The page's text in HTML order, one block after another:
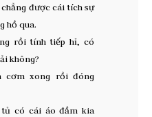
được cái tích sự
hồ qua.
rồi tính tiếp hỉ, có
không?
cơm xong rồi đóng
có cái áo đầm kia